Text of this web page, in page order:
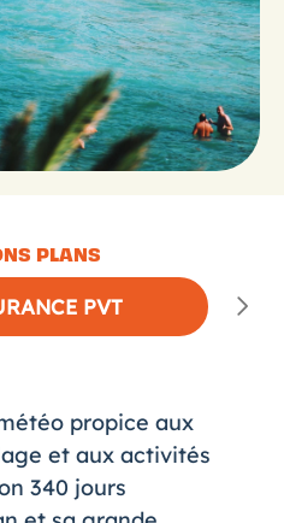
PLANS
PVT
propice aux
et aux activités
340 jours